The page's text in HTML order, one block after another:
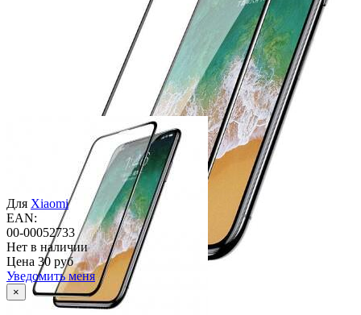
Для Xiaomi
EAN:
00-00052733
Нет в наличии
Цена 30 руб
Уведомить меня
×